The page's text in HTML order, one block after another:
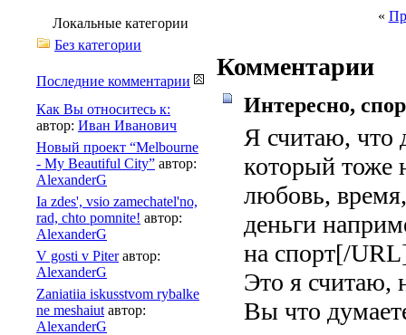
«
Комментарии
Интересно,
Я считаю, что
который тоже
любовь,
деньги
на спорт[/
Это я считаю,
Вы что
Локальные категории
Без категории
Последние комментарии
Как Вы относитесь к:
автор: Иван Иванович
Новый проект “Melbourne
- My Beautiful City” автор:
AlexanderG
Ia zdes', vsio zamechatel'no,
rad, chto pomnite! автор:
AlexanderG
V gosti v Piter автор:
AlexanderG
Zaniatiia iskusstvom rybalke
ne meshaiut автор:
AlexanderG